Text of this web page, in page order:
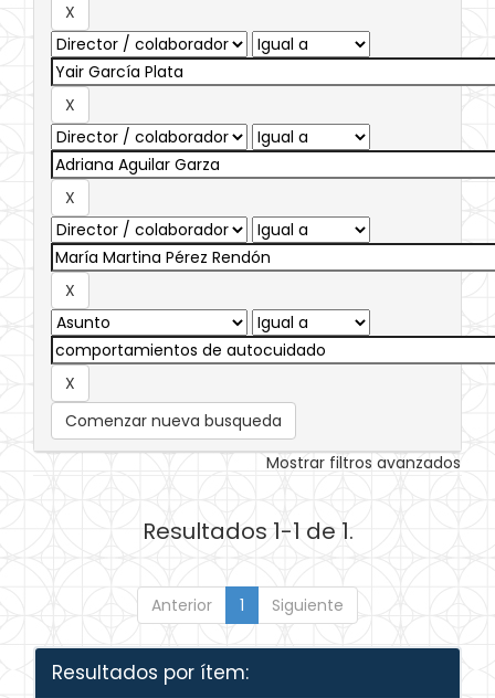
Comenzar nueva busqueda
Mostrar filtros avanzados
Resultados 1-1 de 1.
Anterior 1 Siguiente
Resultados por ítem: